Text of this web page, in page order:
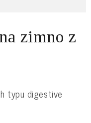
zimno z
typu digestive